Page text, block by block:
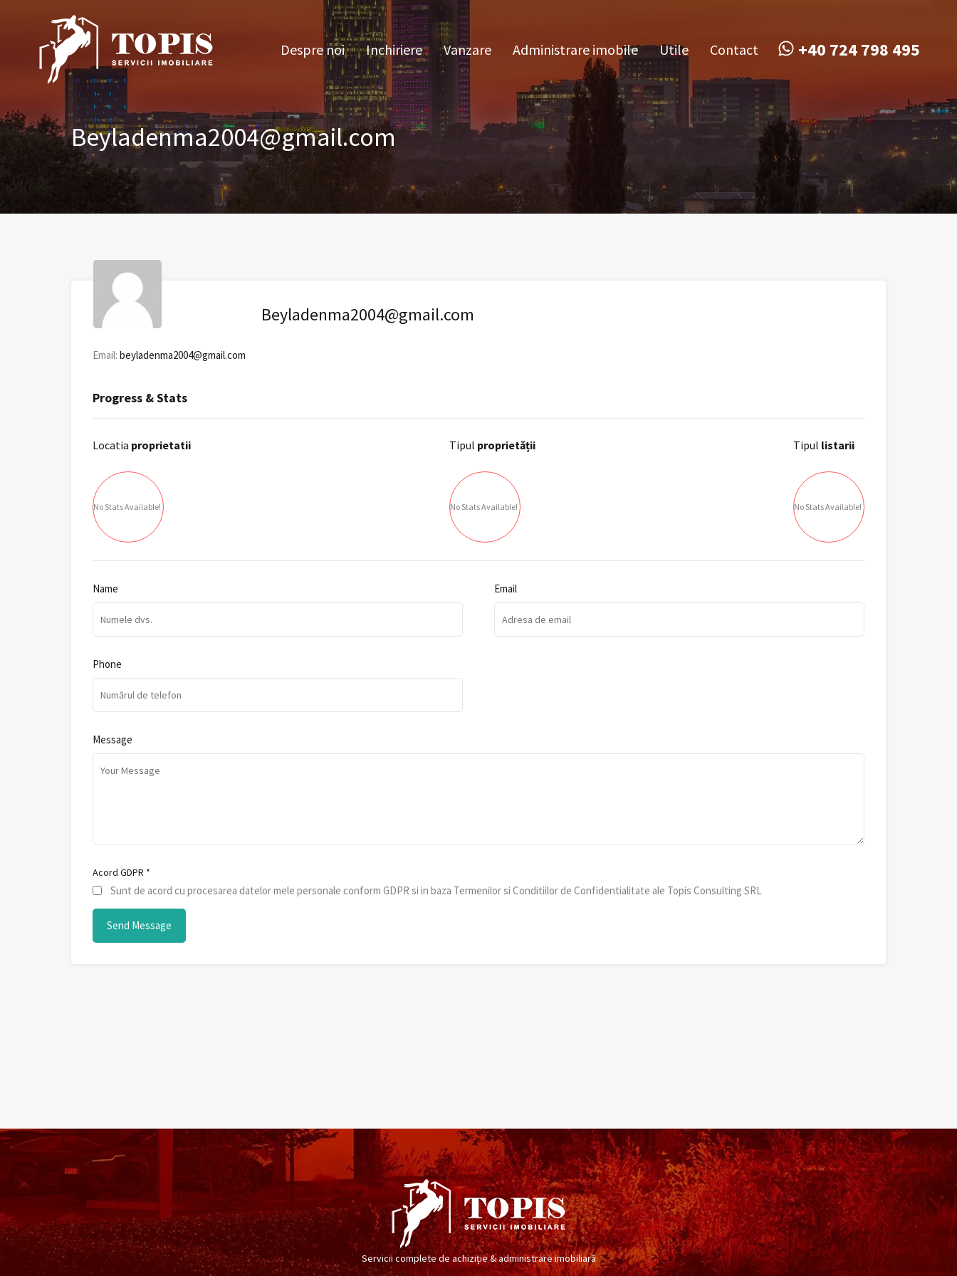
Despre noi Inchiriere
Despre noi
Inchiriere Vanzare Administrare imobile Utile Contact +40 724 798 495
Beyladenma2004@gmail.com
Beyladenma2004@gmail.com
Email: beyladenma2004@gmail.com
Progress & Stats
Locatia proprietatii
No Stats Available!
Tipul proprietății
No Stats Available!
Tipul listarii
No Stats Available!
Name Email
Phone
Message
Acord GDPR *
Sunt de acord cu procesarea datelor mele personale conform GDPR si in baza Termenilor si Conditiilor de Confidentialitate ale Topis Consulting SRL
Servicii complete de achiziție & administrare imobiliară